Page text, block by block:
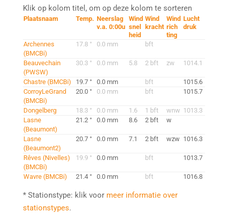
Klik op kolom titel, om op deze kolom te sorteren
Plaatsnaam Temp. Neerslag
v.a. 0:00u
Wind
snel
heid
Wind
kracht
Wind
rich
ting
Lucht
druk
Archennes
(BMCBi)
17.8 ° 0.0 mm bft
Beauvechain
(PWSW)
30.3 ° 0.0 mm 5.8 2 bft zw 1014.1
Chastre (BMCBi) 19.7 ° 0.0 mm bft
1015.6
CorroyLeGrand
(BMCBi)
20.0 ° 0.0 mm bft 1015.7
Dongelberg 18.3 ° 0.0 mm 1.6 1 bft wnw 1013.3
Lasne
(Beaumont)
21.2 ° 0.0 mm 8.6 2 bft w
Lasne
(Beaumont2)
20.7 ° 0.0 mm 7.1 2 bft wzw 1016.3
Rêves (Nivelles)
(BMCBi)
19.9 ° 0.0 mm bft 1013.7
Wavre (BMCBi) 21.4 ° 0.0 mm bft 1016.8
* Stationstype: klik voor meer informatie over
stationstypes.